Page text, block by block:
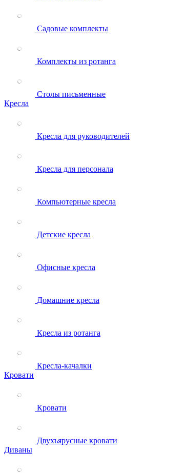
Садовые комплекты
Комплекты из ротанга
Столы письменные
Кресла
Кресла для руководителей
Кресла для персонала
Компьютерные кресла
Детские кресла
Офисные кресла
Домашние кресла
Кресла из ротанга
Кресла-качалки
Кровати
Кровати
Двухъярусные кровати
Диваны